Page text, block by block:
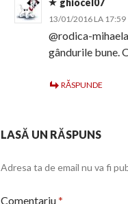
ghiocel07
13/01/2016 LA 17:59
@rodica-
gândurile bune.
RĂSPUNDE
LASĂ UN RĂSPUNS
Adresa ta de email nu va fi
Comentariu*